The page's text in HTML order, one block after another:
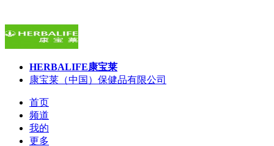
HERBALIFE康宝莱
康宝莱（中国）保健品有限公司
首页
频道
我的
更多